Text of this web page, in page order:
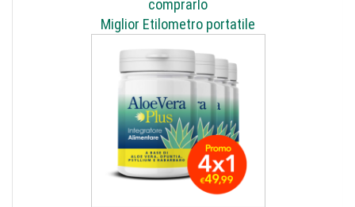
comprarlo
Miglior Etilometro portatile